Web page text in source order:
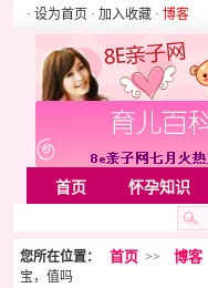
· 设为首页 · 加入收藏 · 博客
首页 怀孕知识
胎教音乐
美容化装 Rss
您所在位置： 首页 >> 博客
宝，值吗